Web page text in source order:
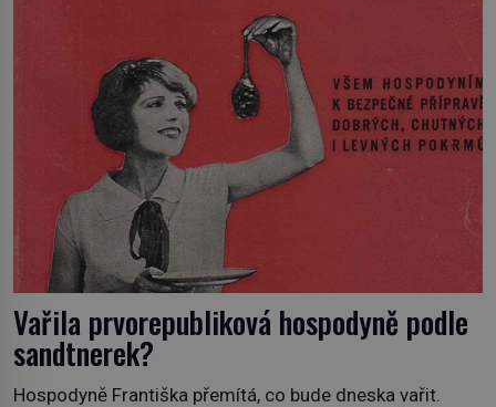
Vařila prvorepubliková hospodyně podle
sandtnerek?
Hospodyně Františka přemítá, co bude dneska vařit.